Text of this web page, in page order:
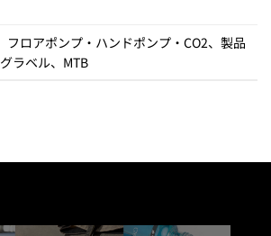
フロアポンプ・ハンドポンプ・CO2、 製品
グラベル、 MTB